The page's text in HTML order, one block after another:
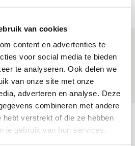
van cookies
content en advertenties te
voor social media te bieden
te analyseren. Ook delen we
van onze site met onze
adverteren en analyse. Deze
combineren met andere
hebt verstrekt of die ze hebben
je gebruik van hun services.
Cruijff bleven door
update en
Baas en